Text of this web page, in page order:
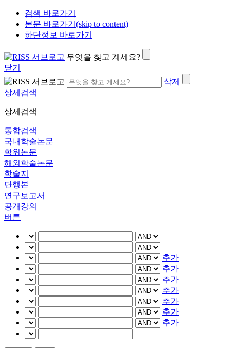
검색 바로가기
본문 바로가기(skip to content)
하단정보 바로가기
무엇을 찾고 계세요?
닫기
삭제
상세검색
상세검색
통합검색
국내학술논문
학위논문
해외학술논문
학술지
단행본
연구보고서
공개강의
버튼
추가
추가
추가
추가
추가
추가
추가